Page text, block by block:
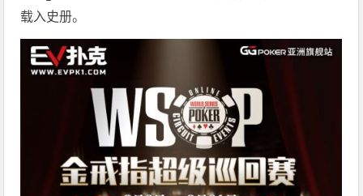
载入史册。